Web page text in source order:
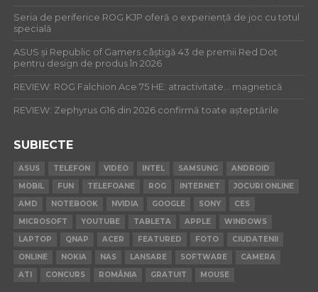
Seria de periferice ROG KJP oferă o experiență de joc cu totul
specială
ASUS și Republic of Gamers câștigă 43 de premii Red Dot
pentru design de produs în 2026
REVIEW: ROG Falchion Ace 75 HE: atractivitate… magnetică
REVIEW: Zephyrus G16 din 2026 confirmă toate așteptările
SUBIECTE
ASUS TELEFON VIDEO INTEL SAMSUNG
ANDROID
MOBIL
FUN TELEFOANE ROG INTERNET
JOCURI ONLINE
AMD
NOTEBOOK NVIDIA GOOGLE SONY
CES
MICROSOFT
YOUTUBE TABLETA APPLE
WINDOWS
LAPTOP
QNAP ACER FEATURED FOTO
CIUDATENII
ONLINE
NOKIA NAS LANSARE SOFTWARE
CAMERA
ATI
CONCURS ROMÂNIA GRATUIT MOUSE